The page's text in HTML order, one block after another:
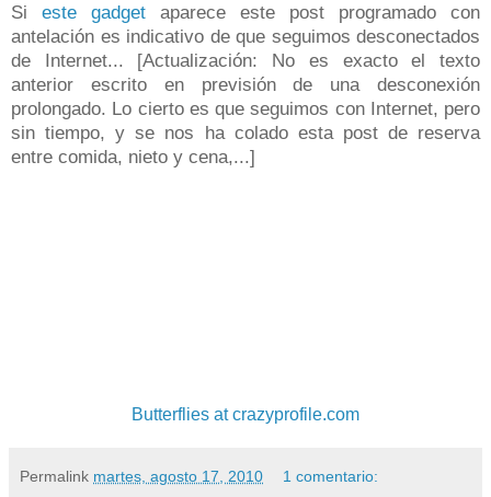
Si este gadget aparece este post programado con
antelación es indicativo de que seguimos desconectados
de Internet... [Actualización: No es exacto el texto
anterior escrito en previsión de una desconexión
prolongado. Lo cierto es que seguimos con Internet, pero
sin tiempo, y se nos ha colado esta post de reserva
entre comida, nieto y cena,...]
Butterflies at crazyprofile.com
Permalink martes, agosto 17, 2010 1 comentario: